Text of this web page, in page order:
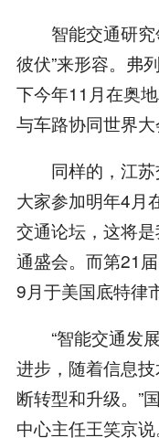
智能交通研究
彼伏”来形容。弗
下今年11月在奥
与车路协同世界大
同样的，江苏
大家参加明年4月
交通论坛，这将
通盛会。而第21
9月于美国底特律
“智能交通发展
进步，随着信息
断转型和升级。”
中心主任王笑京说